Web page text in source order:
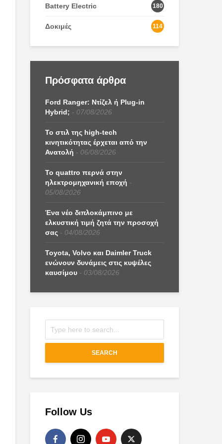
Battery Electric 180
Δοκιμές 114
Πρόσφατα άρθρα
Ford Ranger: Ντίζελ ή Plug-in
Hybrid;
07/08/2026
Το στιλ της high-tech
κινητικότητας έρχεται από την
Ανατολή
06/08/2026
Το quattro περνά στην
ηλεκτρομηχανική εποχή
05/08/2026
Ένα νέο διπλοκάμπινο με
ελκυστική τιμή ζητά την προσοχή
σας
04/08/2026
Toyota, Volvo και Daimler Truck
ενώνουν δυνάμεις στις κυψέλες
καυσίμου
03/08/2026
SEARCH
Follow Us